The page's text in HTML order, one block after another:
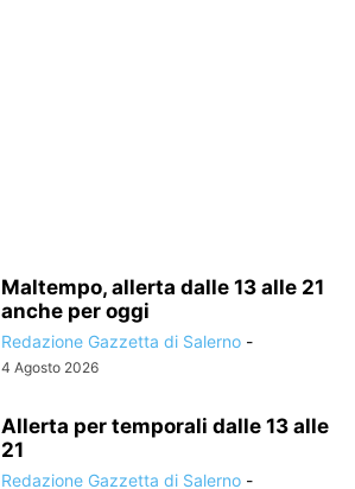
Maltempo, allerta dalle 13 alle 21
anche per oggi
Redazione Gazzetta di Salerno -
4 Agosto 2026
Allerta per temporali dalle 13 alle
21
Redazione Gazzetta di Salerno -